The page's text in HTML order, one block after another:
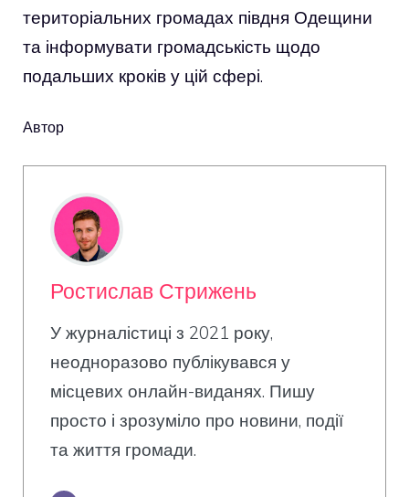
територіальних громадах півдня Одещини
та інформувати громадськість щодо
подальших кроків у цій сфері.
Автор
Ростислав Стрижень
У журналістиці з 2021 року,
неодноразово публікувався у
місцевих онлайн-виданях. Пишу
просто і зрозуміло про новини, події
та життя громади.